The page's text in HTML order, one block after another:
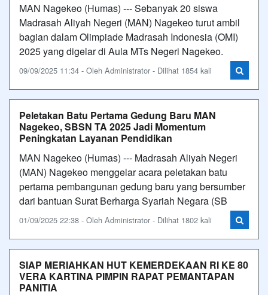
MAN Nagekeo (Humas) --- Sebanyak 20 siswa
Madrasah Aliyah Negeri (MAN) Nagekeo turut ambil
bagian dalam Olimpiade Madrasah Indonesia (OMI)
2025 yang digelar di Aula MTs Negeri Nagekeo.
09/09/2025 11:34 - Oleh Administrator - Dilihat 1854 kali
Peletakan Batu Pertama Gedung Baru MAN
Nagekeo, SBSN TA 2025 Jadi Momentum
Peningkatan Layanan Pendidikan
MAN Nagekeo (Humas) --- Madrasah Aliyah Negeri
(MAN) Nagekeo menggelar acara peletakan batu
pertama pembangunan gedung baru yang bersumber
dari bantuan Surat Berharga Syariah Negara (SB
01/09/2025 22:38 - Oleh Administrator - Dilihat 1802 kali
SIAP MERIAHKAN HUT KEMERDEKAAN RI KE 80
VERA KARTINA PIMPIN RAPAT PEMANTAPAN
PANITIA